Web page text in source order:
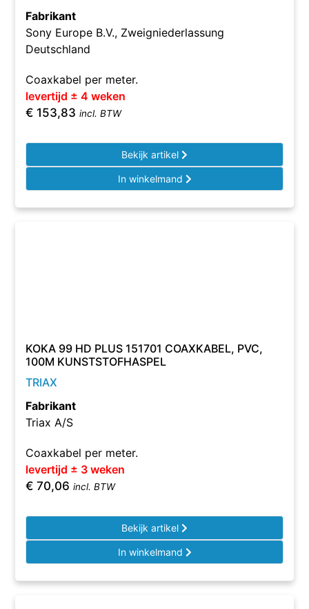
Fabrikant
Sony Europe B.V., Zweigniederlassung
Deutschland
Coaxkabel per meter.
levertijd ± 4 weken
€ 153,83 incl. BTW
Bekijk artikel
In winkelmand
KOKA 99 HD PLUS 151701 COAXKABEL, PVC,
100M KUNSTSTOFHASPEL
TRIAX
Fabrikant
Triax A/S
Coaxkabel per meter.
levertijd ± 3 weken
€ 70,06 incl. BTW
Bekijk artikel
In winkelmand